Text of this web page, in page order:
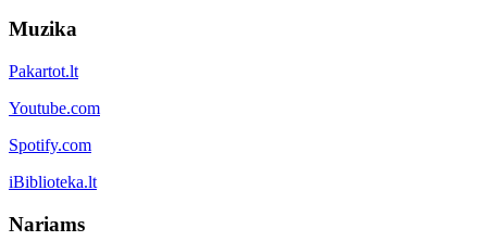
Muzika
Pakartot.lt
Youtube.com
Spotify.com
iBiblioteka.lt
Nariams